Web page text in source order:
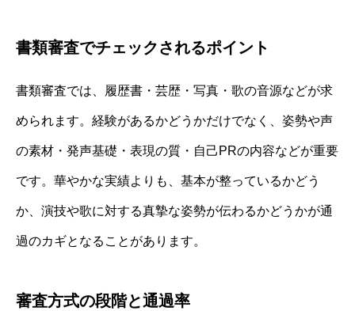
書類審査でチェックされるポイント
書類審査では、履歴書・芸歴・写真・歌の音源などが求
められます。経験があるかどうかだけでなく、姿勢や声
の素材・発声基礎・表現の質・自己PRの内容などが重要
です。華やかな実績よりも、基本が整っているかどう
か、演技や歌に対する真摯な姿勢が伝わるかどうかが通
過のカギとなることがあります。
審査方式の段階と通過率